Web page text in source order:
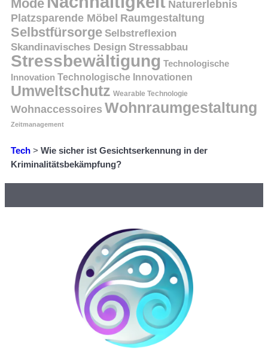
Mode
Naturerlebnis
Platzsparende Möbel Raumgestaltung
Selbstfürsorge Selbstreflexion
Skandinavisches Design Stressabbau
Stressbewältigung Technologische
Innovation Technologische Innovationen
Umweltschutz Wearable Technologie
Wohnaccessoires Wohnraumgestaltung
Zeitmanagement
Tech > Wie sicher ist Gesichtserkennung in der
Kriminalitätsbekämpfung?